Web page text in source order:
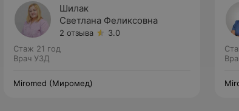
Шилак
Светлана Феликсовна
2 отзыва
3.0
Стаж 21 год
Врач УЗД
Miromed (Миромед)